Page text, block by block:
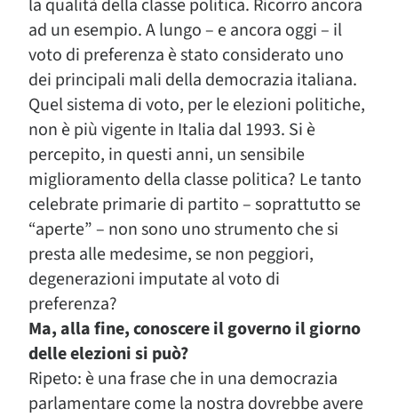
la qualità della classe politica. Ricorro ancora
ad un esempio. A lungo – e ancora oggi – il
voto di preferenza è stato considerato uno
dei principali mali della democrazia italiana.
Quel sistema di voto, per le elezioni politiche,
non è più vigente in Italia dal 1993. Si è
percepito, in questi anni, un sensibile
miglioramento della classe politica? Le tanto
celebrate primarie di partito – soprattutto se
“aperte” – non sono uno strumento che si
presta alle medesime, se non peggiori,
degenerazioni imputate al voto di
preferenza?
Ma, alla fine, conoscere il governo il giorno
delle elezioni si può?
Ripeto: è una frase che in una democrazia
parlamentare come la nostra dovrebbe avere